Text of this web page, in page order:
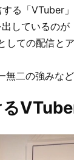
る「VTuber」
しているの
ての配信と
二の強みなど
VTuber